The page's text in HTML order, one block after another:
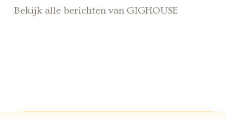
Bekijk alle berichten van GIGHOUSE